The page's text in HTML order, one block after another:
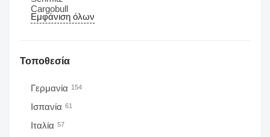
Εμφάνιση όλων
Τοποθεσία
Γερμανία 154
Ισπανία 61
Ιταλία 57